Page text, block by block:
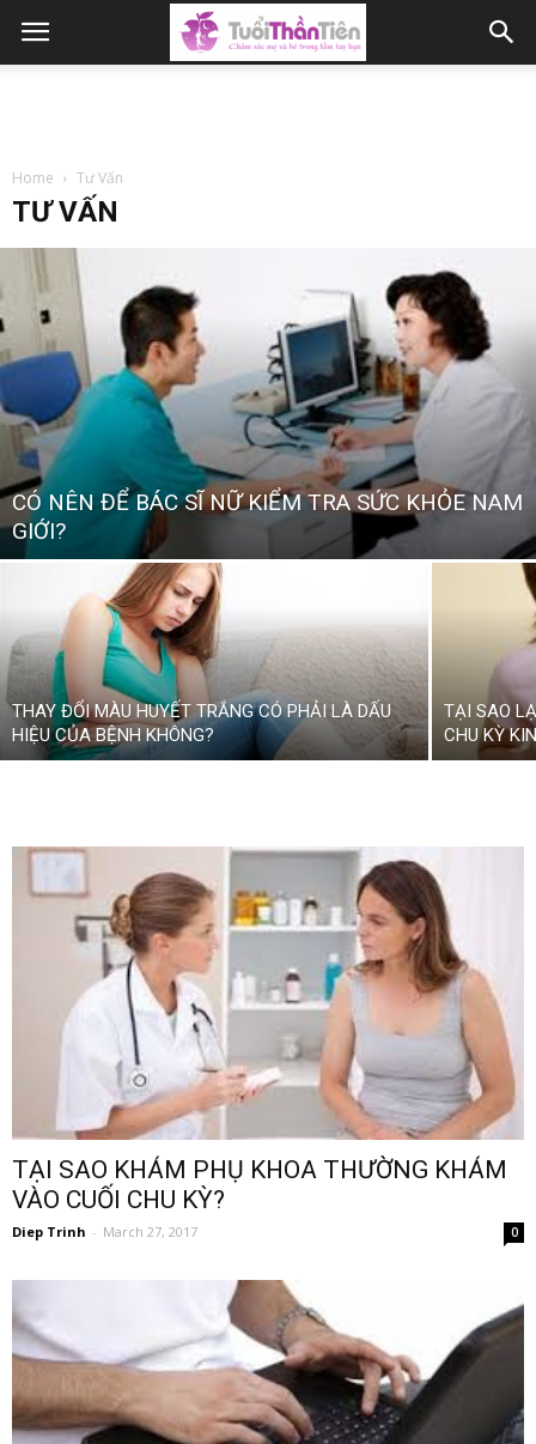
Home Tư Vấn
TƯ VẤN
CÓ NÊN ĐỂ BÁC SĨ NỮ KIỂM TRA SỨC KHỎE NAM
GIỚI?
THAY ĐỔI MÀU HUYẾT TRẮNG CÓ PHẢI LÀ DẤU
HIỆU CỦA BỆNH KHÔNG?
TẠI SAO
CHU KỲ
TẠI SAO KHÁM PHỤ KHOA THƯỜNG KHÁM
VÀO CUỐI CHU KỲ?
Diep Trinh - March 27, 2017 0